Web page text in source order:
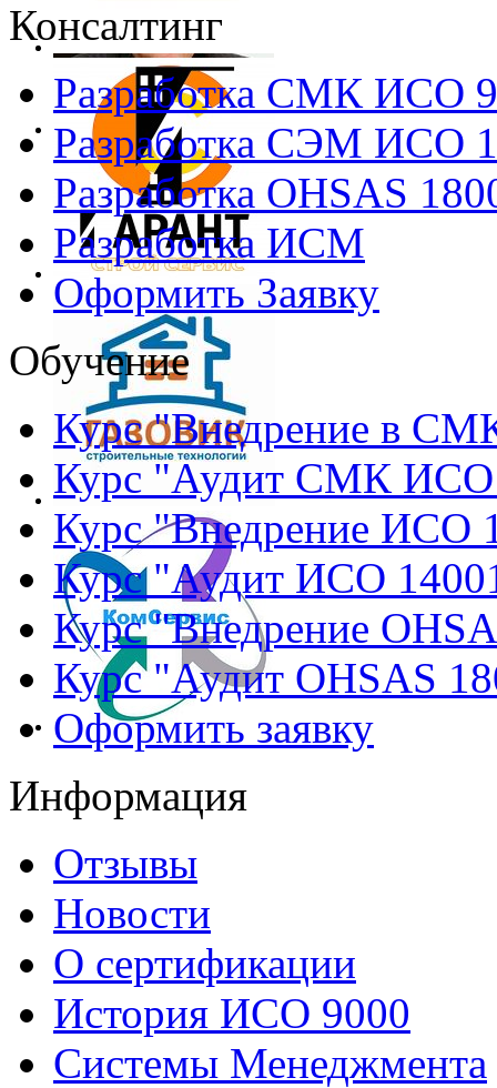
Консалтинг
Разработка СМК ИСО
Разработка СЭМ ИСО
Разработка OHSAS
Разработка ИСМ
Оформить Заявку
Обучение
Курс "Внедрение в
Курс "Аудит СМК ИСО
Курс "Внедрение ИСО
Курс "Аудит ИСО
Курс "Внедрение
Курс "Аудит OHSAS
Оформить заявку
Информация
Отзывы
Новости
О сертификации
История ИСО 9000
Системы Менеджмента